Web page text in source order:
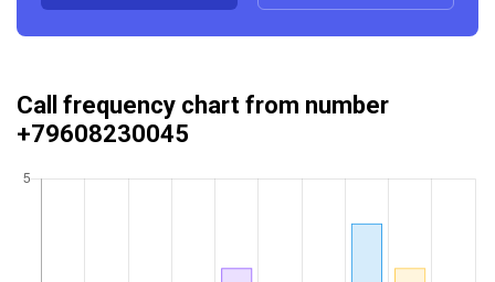
Call frequency chart from number
+79608230045